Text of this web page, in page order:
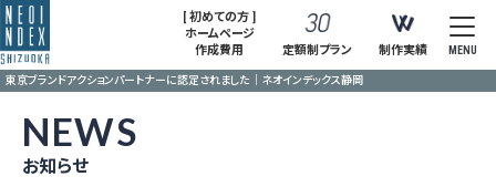
[ 初めての方 ]
ホームページ
作成費用
定額制プラン 制作実績 MENU
東京ブランドアクションパートナーに認定されました｜ネオインデックス静岡
NEWS
お知らせ